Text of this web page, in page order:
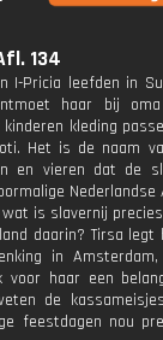
134
I-Pricia leefden in
haar bij
kleding
Het is de naam
en vieren dat de
is slavernij
daarin? Tirsa
in
haar een
de
feestdagen nou